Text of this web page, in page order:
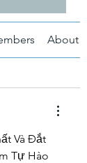
About
Và Đắt
Tự Hào